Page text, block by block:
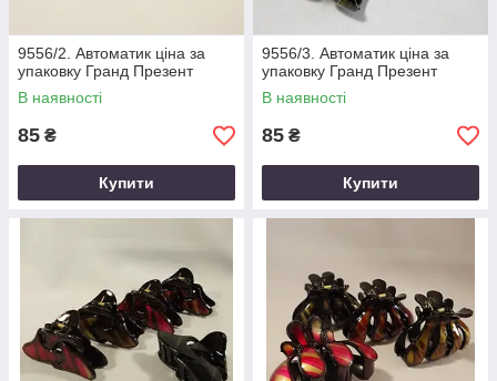
9556/2. Автоматик ціна за
упаковку Гранд Презент
В наявності
85 ₴
Купити
9556/3. Автоматик ціна за
упаковку Гранд Презент
В наявності
85 ₴
Купити